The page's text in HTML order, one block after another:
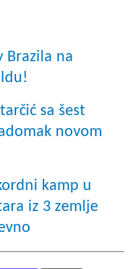
Brazila na
sa šest
novom
kamp u
iz 3 zemlje